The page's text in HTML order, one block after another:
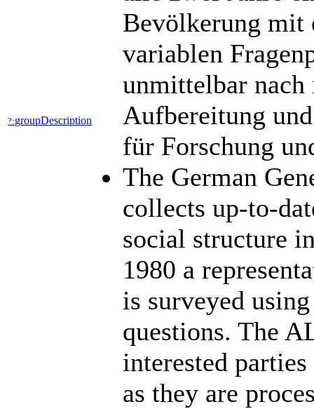
?:groupDescription
Bevölkerung mit
variablen
unmittelbar nach
Aufbereitung
für Forschung
The German
collects up-to-
social structure
1980 a
is surveyed
questions. The
interested
as they are